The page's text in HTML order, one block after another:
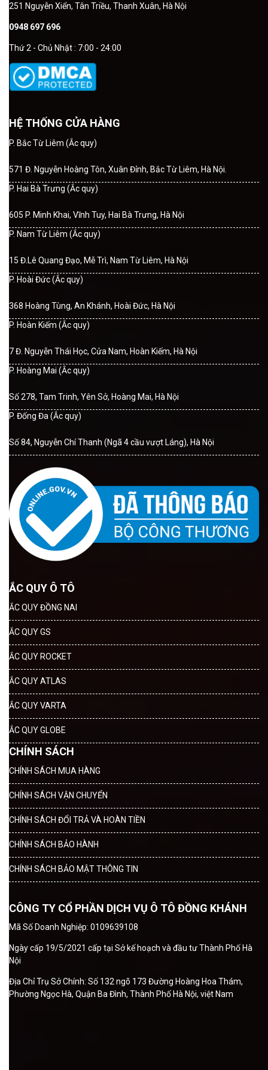
251 Nguyễn Xiển, Tân Triều, Thanh Xuân, Hà Nội
0948 697 696
Thứ 2 - Chủ Nhật : 7:00 - 24:00
HỆ THỐNG CỬA HÀNG
P. Bắc Từ Liêm (Ắc quy)
571 Đ. Nguyễn Hoàng Tôn, Xuân Đỉnh, Bắc Từ Liêm, Hà Nội.
P. Hai Bà Trưng (Ắc quy)
605 P. Minh Khai, Vĩnh Tuy, Hai Bà Trưng, Hà Nội
P. Nam Từ Liêm (Ắc quy)
15 Đ.Lê Quang Đạo, Mễ Trì, Nam Từ Liêm, Hà Nội
P. Hoài Đức (Ắc quy)
368 Hoàng Tùng, An Khánh, Hoài Đức, Hà Nội
P. Hoàn Kiếm (Ắc quy)
7 Đ. Nguyễn Thái Học, Cửa Nam, Hoàn Kiếm, Hà Nội
P. Hoàng Mai (Ắc quy)
Số 278, Tam Trinh, Yên Sở, Hoàng Mai, Hà Nội
P. Đống Đa (Ắc quy)
Số 84, Nguyễn Chí Thanh (Ngã 4 cầu vượt Láng), Hà Nội
ẮC QUY Ô TÔ
ẮC QUY ĐỒNG NAI
ẮC QUY GS
ẮC QUY ROCKET
ẮC QUY ATLAS
ẮC QUY VARTA
ẮC QUY GLOBE
CHÍNH SÁCH
CHÍNH SÁCH MUA HÀNG
CHÍNH SÁCH VẬN CHUYỂN
CHÍNH SÁCH ĐỔI TRẢ VÀ HOÀN TIỀN
CHÍNH SÁCH BẢO HÀNH
CHÍNH SÁCH BẢO MẬT THÔNG TIN
CÔNG TY CỔ PHẦN DỊCH VỤ Ô TÔ ĐỒNG KHÁNH
Mã Số Doanh Nghiệp: 0109639108
Ngày cấp 19/5/2021 cấp tại Sở kế hoạch và đầu tư Thành Phố Hà
Nội
Địa Chỉ Trụ Sở Chính: Số 132 ngõ 173 Đường Hoàng Hoa Thám,
Phường Ngọc Hà, Quận Ba Đình, Thành Phố Hà Nội, việt Nam